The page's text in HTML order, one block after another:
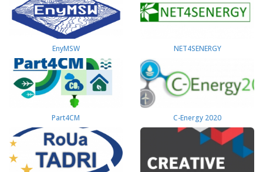
EnyMSW NET4SENERGY
Part4СМ C-Energy 2020